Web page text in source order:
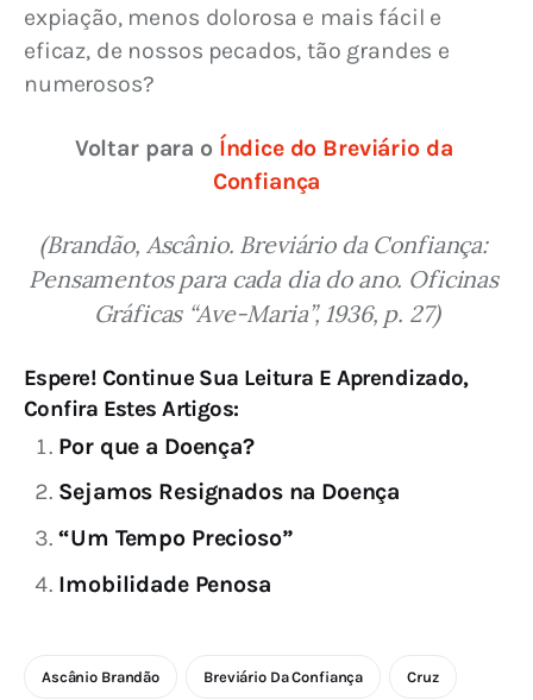
expiação, menos dolorosa e mais fácil e
eficaz, de nossos pecados, tão grandes e
numerosos?
Voltar para o Índice do Breviário da
Confiança
(Brandão, Ascânio. Breviário da Confiança:
Pensamentos para cada dia do ano. Oficinas
Gráficas “Ave-Maria”, 1936, p. 27)
Espere! Continue Sua Leitura E Aprendizado,
Confira Estes Artigos:
Por que a Doença?
Sejamos Resignados na Doença
“Um Tempo Precioso”
Imobilidade Penosa
Ascânio Brandão Breviário Da Confiança Cruz